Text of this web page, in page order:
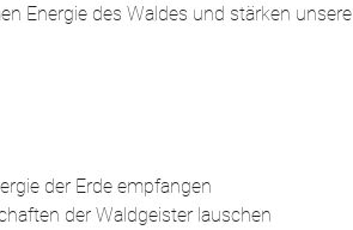
Energie des Waldes und stärken
der Erde empfangen
der Waldgeister lauschen